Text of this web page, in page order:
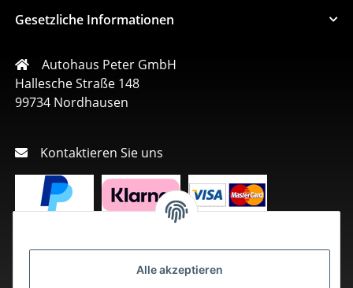
Alle akzeptieren
Gesetzliche Informationen
Autohaus Peter GmbH
Hallesche Straße 148
99734 Nordhausen
Kontaktieren Sie uns